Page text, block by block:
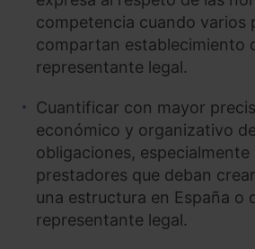
competencia cuando varios
compartan establecimiento
representante legal.
Cuantificar con mayor
económico y organizativo
obligaciones, especialmente
prestadores que deban
una estructura en España o
representante legal.